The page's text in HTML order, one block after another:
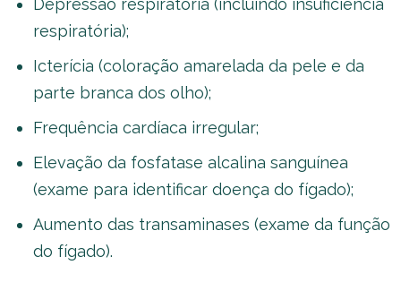
Depressão respiratória (incluindo insuficiência
respiratória);
Icterícia (coloração amarelada da pele e da
parte branca dos olho);
Frequência cardíaca irregular;
Elevação da fosfatase alcalina sanguínea
(exame para identificar doença do fígado);
Aumento das transaminases (exame da função
do fígado).